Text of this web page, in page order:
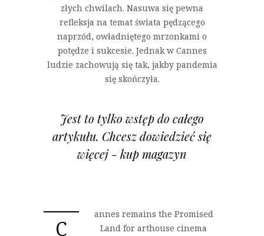
złych chwilach. Nasuwa się pewna
refleksja na temat świata pędzącego
naprzód, owładniętego mrzonkami o
potędze i sukcesie. Jednak w Cannes
ludzie zachowują się tak, jakby pandemia
się skończyła.
Jest to tylko wstęp do całego
artykułu. Chcesz dowiedzieć się
więcej - kup magazyn
C
annes remains the Promised
Land for arthouse cinema